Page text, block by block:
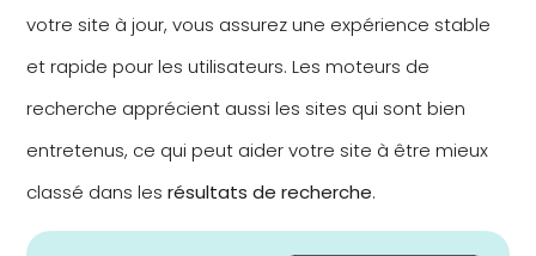
votre site à jour, vous assurez une expérience stable
et rapide pour les utilisateurs. Les moteurs de
recherche apprécient aussi les sites qui sont bien
entretenus, ce qui peut aider votre site à être mieux
classé dans lesrésultats de recherche.